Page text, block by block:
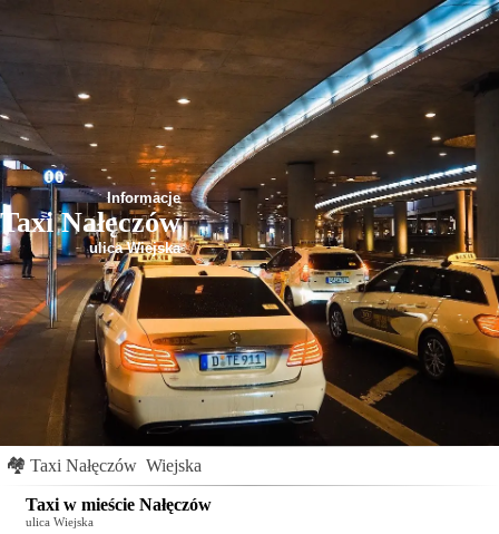
Informacje
Taxi Nałęczów
ulica Wiejska
🏘 Taxi Nałęczów Wiejska
Taxi w mieście Nałęczów
ulica Wiejska